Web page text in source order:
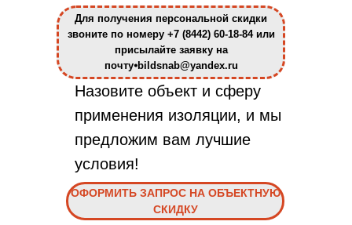
Для получения персональной скидки
звоните по номеру +7 (8442) 60-18-84 или
присылайте заявку на
почту⦁bildsnab@yandex.ru
ОФОРМИТЬ ЗАПРОС НА ОБЪЕКТНУЮ
СКИДКУ
Назовите объект и сферу
применения изоляции, и мы
предложим вам лучшие
условия!